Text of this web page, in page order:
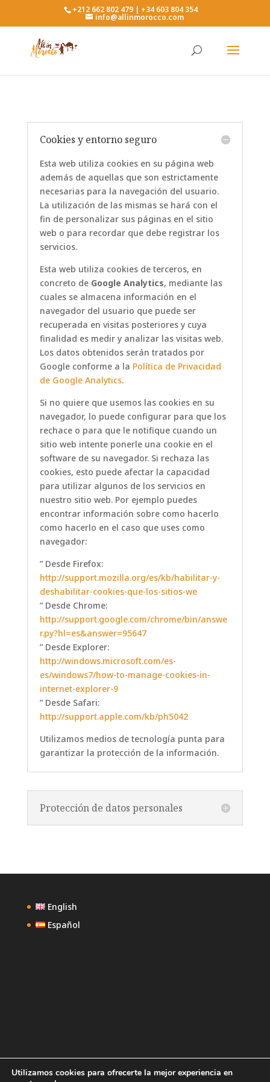
+212 662 802 479 | +34 603 804 354
info@allinmorocco.com
Cookies y entorno seguro
Esta web utiliza cookies en su página web
además de aquellas que son estrictamente
necesarias para la navegación del usuario.
La utilización de las mismas se hará con el
fin de personalizar sus páginas en el sitio
web o para recordar que debe registrar los
servicios.
Esta web utiliza cookies de terceros, en
concreto de Google Analytics, mediante las
cuales se almacena información en el
navegador del usuario que puede ser
recuperada en visitas posteriores y cuya
finalidad es medir y analizar las visitas web.
Los datos obtenidos serán tratados por
Google conforme a la Política de Privacidad
de Google Analytics.
Si no quiere que usemos las cookies en su
navegador, lo puede configurar para que los
rechace o para que le notifique cuando un
sitio web intente ponerle una cookie en el
software de su navegador. Si rechaza las
cookies, esto puede afectar la capacidad
para utilizar algunos de los servicios en
nuestro sitio web. Por ejemplo puedes
encontrar información sobre como hacerlo
como hacerlo en el caso que uses como
navegador:
” Desde Firefox:
http://support.mozilla.org/es/kb/habilitar-y-
deshabilitar-cookies-que-los-sitios-we
” Desde Chrome:
http://support.google.com/chrome/bin/answe
r.py?hl=es&answer=95647
” Desde Explorer:
http://windows.microsoft.com/es-
es/windows7/how-to-manage-cookies-in-
internet-explorer-9
” Desde Safari:
http://support.apple.com/kb/ph5042
Utilizamos medios de tecnología punta para
garantizar la protección de la información.
Protección de datos personales
English
Español
Confidencialidad Contacto
Utilizamos cookies para ofrecerte la mejor experiencia en